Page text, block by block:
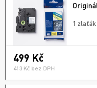
1 zlaťák
499 Kč
413 Kč bez DPH